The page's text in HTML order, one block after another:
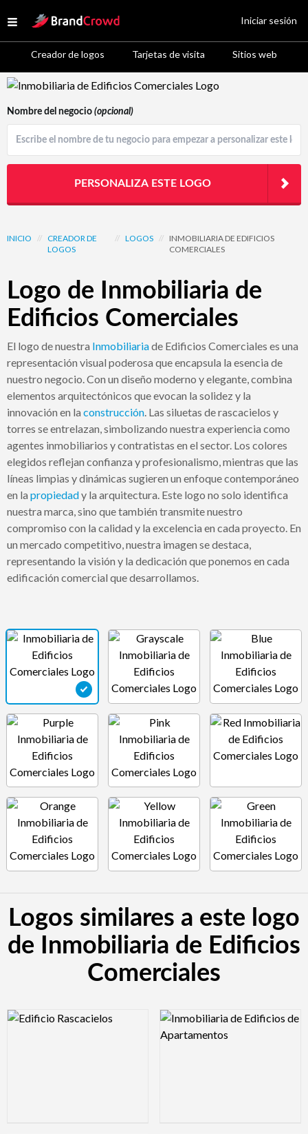
Open menu
Site Logo
Creador de logos Tarjetas de visita Sitios web
Iniciar sesión
Logo Template Preview
INICIO // CREADOR DE
LOGOS
// LOGOS //
INMOBILIARIA DE EDIFICIOS
COMERCIALES
Logo de Inmobiliaria de
Edificios Comerciales
El logo de nuestra Inmobiliariade Edificios Comerciales es una
representación visual poderosa que encapsula la esencia de
nuestro negocio. Con un diseño moderno y elegante, combina
elementos arquitectónicos que evocan la solidez y la
innovación en la construcción. Las siluetas de rascacielos y
torres se entrelazan, simbolizando nuestra experiencia como
agentes inmobiliarios y contratistas en el sector. Los colores
elegidos reflejan confianza y profesionalismo, mientras que las
líneas limpias y dinámicas sugieren un enfoque contemporáneo
en la propiedady la arquitectura. Este logo no solo identifica
nuestra marca, sino que también transmite nuestro
compromiso con la calidad y la excelencia en cada proyecto. En
un mercado competitivo, nuestra imagen se destaca,
representando la visión y la dedicación que ponemos en cada
edificación comercial que desarrollamos.
Nombre del negocio (opcional)
PERSONALIZA ESTE LOGO
Logos similares a este logo
de Inmobiliaria de Edificios
Comerciales
Logo Preview Image Logo Preview Image